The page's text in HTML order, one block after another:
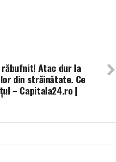
Atac dur la
din străinătate. Ce
– Capitala24.ro |